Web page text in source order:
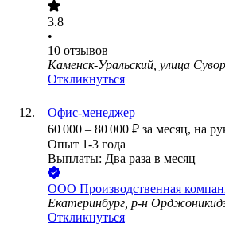
3.8
•
10 отзывов
Каменск-Уральский, улица
Откликнуться
Офис-менеджер
60 000 – 80 000 ₽ за месяц, на
Опыт 1-3 года
Выплаты: Два раза в месяц
ООО Производственная
Екатеринбург, р-н
Откликнуться